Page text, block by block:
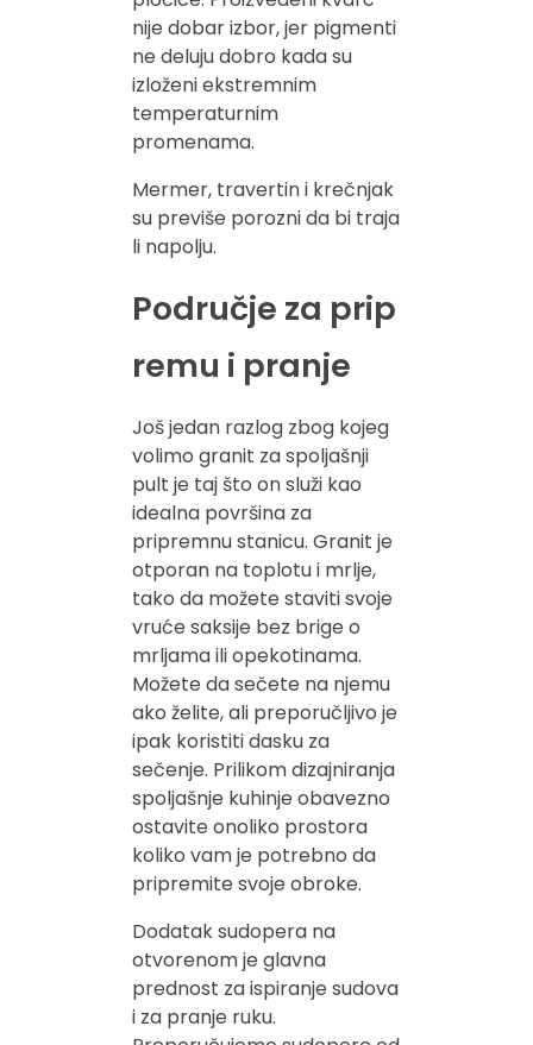
nije dobar izbor, jer pigmenti
ne deluju dobro kada su
izloženi ekstremnim
temperaturnim
promenama.
Mermer, travertin i krečnjak
su previše porozni da bi traja
li napolju.
Područje za prip
remu i pranje
Još jedan razlog zbog kojeg
volimo granit za spoljašnji
pult je taj što on služi kao
idealna površina za
pripremnu stanicu. Granit je
otporan na toplotu i mrlje,
tako da možete staviti svoje
vruće saksije bez brige o
mrljama ili opekotinama.
Možete da sečete na njemu
ako želite, ali preporučljivo je
ipak koristiti dasku za
sečenje. Prilikom dizajniranja
spoljašnje kuhinje obavezno
ostavite onoliko prostora
koliko vam je potrebno da
pripremite svoje obroke.
Dodatak sudopera na
otvorenom je glavna
prednost za ispiranje sudova
i za pranje ruku.